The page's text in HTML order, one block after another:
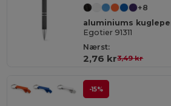
+8
aluminiums
Egotier 91311
Nærst:
2,76 kr3,49 kr
-15%